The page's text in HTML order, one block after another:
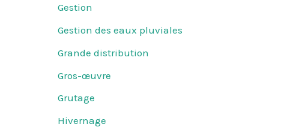
Gestion
Gestion des eaux pluviales
Grande distribution
Gros-œuvre
Grutage
Hivernage